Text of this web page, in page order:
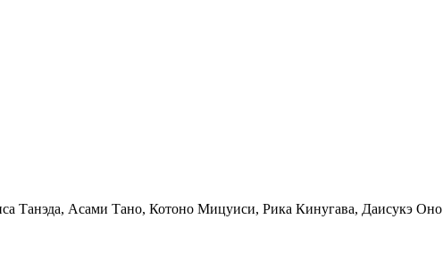
Танэда, Асами Тано, Котоно Мицуиси, Рика Кинугава, Даисукэ Оно